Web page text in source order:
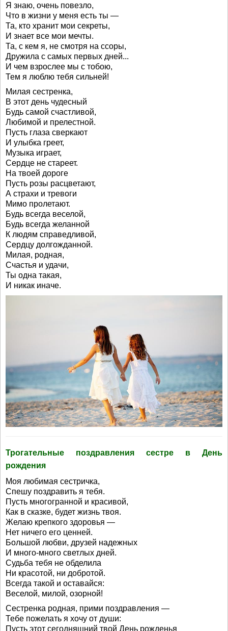
Я знаю, очень повезло,
Что в жизни у меня есть ты —
Та, кто хранит мои секреты,
И знает все мои мечты.
Та, с кем я, не смотря на ссоры,
Дружила с самых первых дней...
И чем взрослее мы с тобою,
Тем я люблю тебя сильней!
Милая сестренка,
В этот день чудесный
Будь самой счастливой,
Любимой и прелестной.
Пусть глаза сверкают
И улыбка греет,
Музыка играет,
Сердце не стареет.
На твоей дороге
Пусть розы расцветают,
А страхи и тревоги
Мимо пролетают.
Будь всегда веселой,
Будь всегда желанной
К людям справедливой,
Сердцу долгожданной.
Милая, родная,
Счастья и удачи,
Ты одна такая,
И никак иначе.
Трогательные поздравления сестре в День
рождения
Моя любимая сестричка,
Спешу поздравить я тебя.
Пусть многогранной и красивой,
Как в сказке, будет жизнь твоя.
Желаю крепкого здоровья —
Нет ничего его ценней.
Большой любви, друзей надежных
И много-много светлых дней.
Судьба тебя не обделила
Ни красотой, ни добротой.
Всегда такой и оставайся:
Веселой, милой, озорной!
Сестренка родная, прими поздравления —
Тебе пожелать я хочу от души:
Пусть этот сегодняшний твой День рожденья